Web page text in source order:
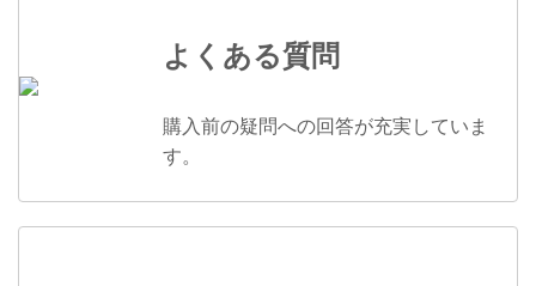
よくある質問
購入前の疑問への回答が充実していま
す。